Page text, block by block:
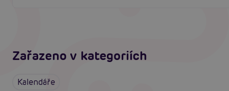
Zařazeno v kategoriích
Kalendáře